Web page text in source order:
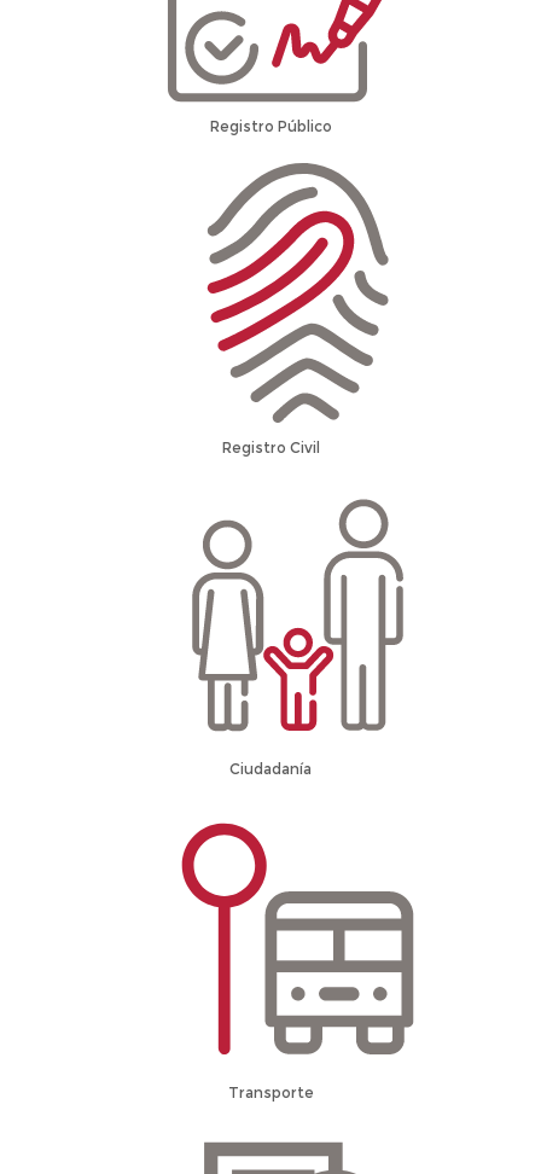
Registro Público
Registro Civil
Ciudadanía
Transporte